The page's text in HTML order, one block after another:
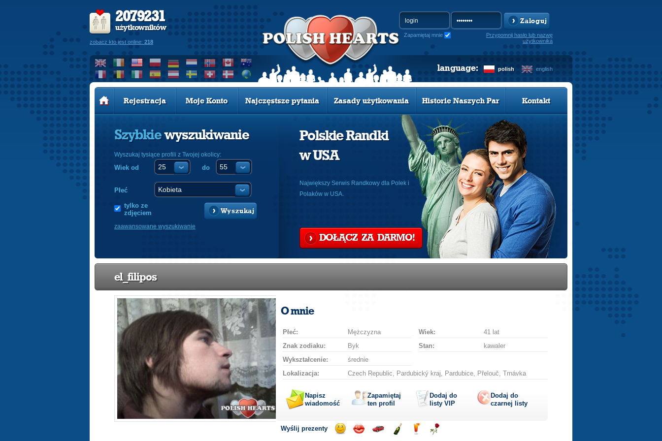
2079231
użytkowników
zobacz kto jest online: 218
Zaloguj
Zapamiętaj mnie
Przypomnij hasło lub nazwę
użytkownika
polish english
language:
Rejestracja Moje Konto Najczęstsze pytania Zasady użytkowania Historie Naszych Par Kontakt
Szybkiewyszukiwanie
Wyszukaj tysiące profili z Twojej okolicy:
Wiek od do
Płeć
tylko ze
zdjęciem
Wyszukaj
zaawansowane wyszukiwanie
Polskie Randki
w USA
Największy Serwis Randkowy dla Polek i
Polaków w USA.
DOŁĄCZ ZA DARMO!
el_filipos
O mnie
Płeć: Mężczyzna Wiek:
41 lat
Znak zodiaku:
Byk Stan:
kawaler
Wykształcenie:
średnie
Lokalizacja:
Czech Republic, Pardubický kraj, Pardubice, Přelouč, Trnávka
Napisz
wiadomość
Zapamiętaj
ten profil
Dodaj do
listy VIP
Dodaj do
czarnej listy
Wyślij prezenty